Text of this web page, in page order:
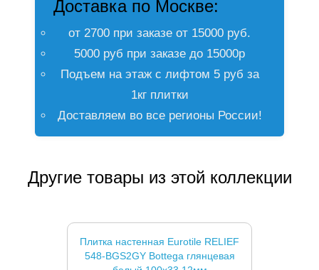
Доставка по Москве:
от 2700 при заказе от 15000 руб.
5000 руб при заказе до 15000р
Подъем на этаж с лифтом 5 руб за
1кг плитки
Доставляем во все регионы России!
Другие товары из этой коллекции
Плитка настенная Eurotile RELIEF
548-BGS2GY Bottega глянцевая